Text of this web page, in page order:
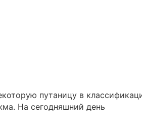
путаницу в
На сегодняшний день